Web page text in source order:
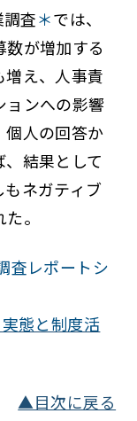
査＊では、
が増加する
え、人事責
ンへの影響
個人の回答か
結果として
ネガティブ
。
査レポートシ
態と制度活
▲目次に戻る